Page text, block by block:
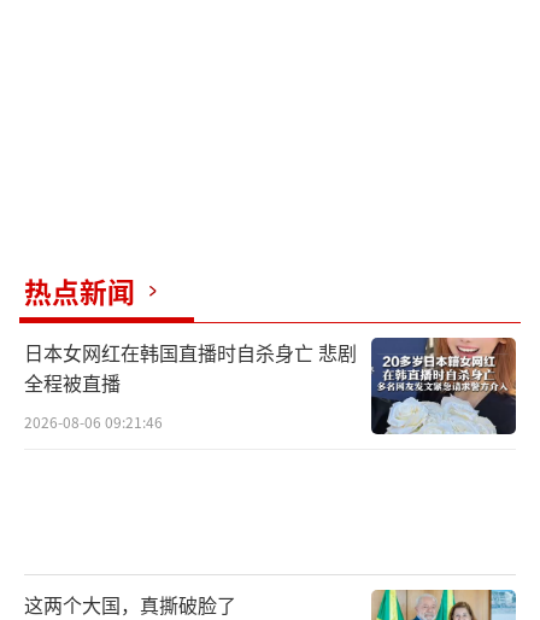
热点新闻
日本女网红在韩国直播时自杀身亡 悲剧
全程被直播
2026-08-06 09:21:46
这两个大国，真撕破脸了